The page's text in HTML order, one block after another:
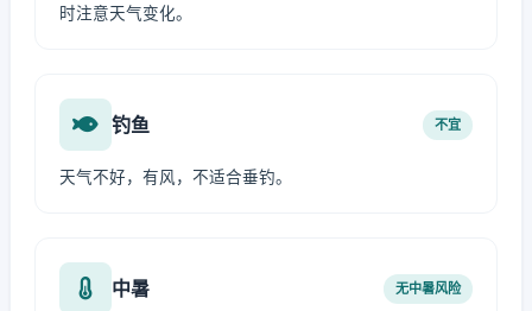
时注意天气变化。
钓鱼 不宜
天气不好，有风，不适合垂钓。
中暑 无中暑风险